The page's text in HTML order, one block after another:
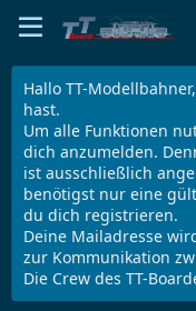
Hallo TT-
hast.
Um alle Funktionen
dich anzumelden.
ist ausschließlich
benötigst nur eine
du dich registrieren.
Deine Mailadresse
zur Kommunikation
Die Crew des TT-